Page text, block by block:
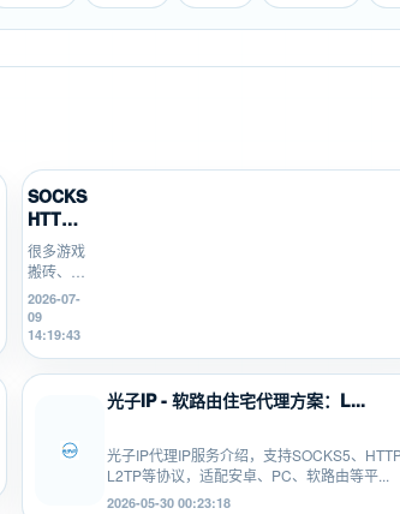
SOCKS5、
HTTP、
L2TP/P...
很多游戏
搬砖、游
戏打金、
多开挂机
的新手，
不知道
SOCKS5、
2026-07-
09
14:19:43
光子IP - 软路由住宅代理方案：L...
光子IP代理IP服务介绍，支持SOCKS5、HTTP
L2TP等协议，适配安卓、PC、软路由等平...
2026-05-30 00:23:18